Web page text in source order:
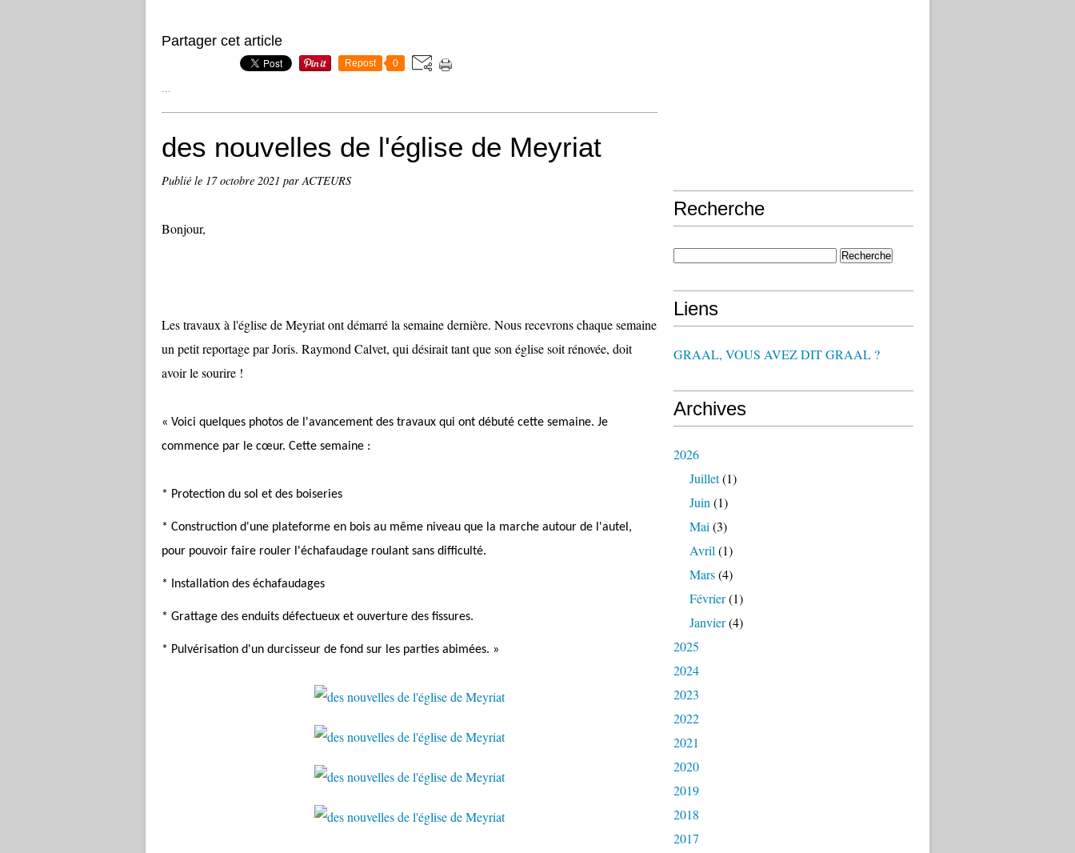
Partager cet article
Repost 0
…
des nouvelles de l'église de Meyriat
Publié le 17 octobre 2021 par ACTEURS
Bonjour,
Les travaux à l'église de Meyriat ont démarré la semaine dernière. Nous recevrons chaque semaine
un petit reportage par Joris. Raymond Calvet, qui désirait tant que son église soit rénovée, doit
avoir le sourire !
« Voici quelques photos de l'avancement des travaux qui ont débuté cette semaine. Je
commence par le cœur. Cette semaine :
* Protection du sol et des boiseries
* Construction d'une plateforme en bois au même niveau que la marche autour de l'autel,
pour pouvoir faire rouler l'échafaudage roulant sans difficulté.
* Installation des échafaudages
* Grattage des enduits défectueux et ouverture des fissures.
* Pulvérisation d'un durcisseur de fond sur les parties abimées. »
Recherche
Liens
GRAAL, VOUS AVEZ DIT GRAAL ?
Archives
2026
Juillet(1)
Juin (1)
Mai (3)
Avril (1)
Mars(4)
Février(1)
Janvier(4)
2025
2024
2023
2022
2021
2020
2019
2018
2017